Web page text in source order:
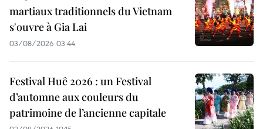
martiaux traditionnels du Vietnam
s'ouvre à Gia Lai
03/08/2026 03:44
Festival Huê 2026 : un Festival
d’automne aux couleurs du
patrimoine de l’ancienne capitale